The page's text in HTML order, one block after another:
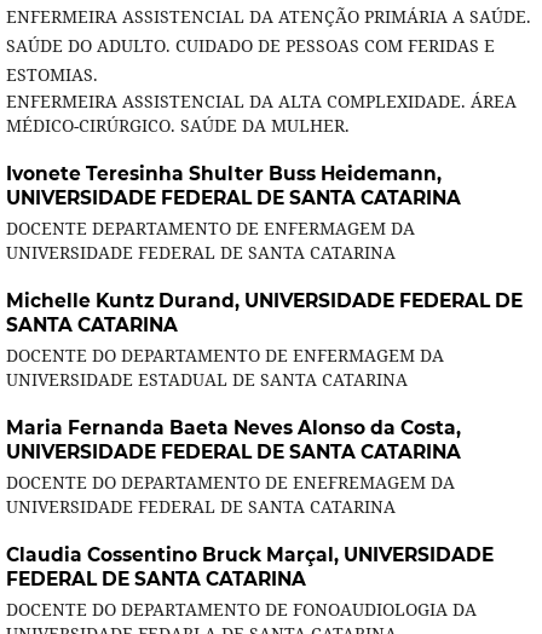
ENFERMEIRA ASSISTENCIAL DA ATENÇÃO PRIMÁRIA A SAÚDE.
SAÚDE DO ADULTO. CUIDADO DE PESSOAS COM FERIDAS E
ESTOMIAS.
ENFERMEIRA ASSISTENCIAL DA ALTA COMPLEXIDADE. ÁREA
MÉDICO-CIRÚRGICO. SAÚDE DA MULHER.
Ivonete Teresinha Shulter Buss Heidemann,
UNIVERSIDADE FEDERAL DE SANTA CATARINA
DOCENTE DEPARTAMENTO DE ENFERMAGEM DA
UNIVERSIDADE FEDERAL DE SANTA CATARINA
Michelle Kuntz Durand, UNIVERSIDADE FEDERAL DE
SANTA CATARINA
DOCENTE DO DEPARTAMENTO DE ENFERMAGEM DA
UNIVERSIDADE ESTADUAL DE SANTA CATARINA
Maria Fernanda Baeta Neves Alonso da Costa,
UNIVERSIDADE FEDERAL DE SANTA CATARINA
DOCENTE DO DEPARTAMENTO DE ENEFREMAGEM DA
UNIVERSIDADE FEDERAL DE SANTA CATARINA
Claudia Cossentino Bruck Marçal, UNIVERSIDADE
FEDERAL DE SANTA CATARINA
DOCENTE DO DEPARTAMENTO DE FONOAUDIOLOGIA DA